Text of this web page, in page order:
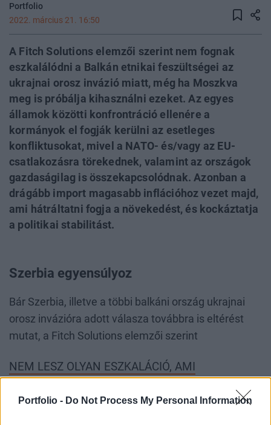
Portfolio - Do Not Process My Personal Information
Portfolio
2022. március 21. 16:50
A Fitch Solutions elemzői szerint nem fognak
eszkalálódni a Balkán etnikai feszültségei az
ukrajnai orosz invázió miatt, még ha Moszkva
meg is próbálja kihasználni ezeket. Az egyes
államok közötti konfrontráció ellenére a
kormányok el fogják kerülni az esetleges
konfliktusokat, mivel a NATO- és/vagy az EU-
csatlakozásra törekednek, valamint az országok
gazdaságilag is összekapcsolódnak. Azonban a
drágább import magasabb inflációhoz vezet majd,
ami hátráltatni fogja a növekedést, és kockáztatja
a politikai stabilitást.
Szerbia egyensúlyoz
Bár Szerbia, illetve a többi balkáni ország ukrajnai
orosz invázióra adott válasza továbbra is eltérést
mutat, a Fitch Solutions elemzői szerint
NEM LESZ OLYAN ESZKALÁCIÓ, AMI
VÁLTOZÁSOKAT EREDMÉNYEZNE.